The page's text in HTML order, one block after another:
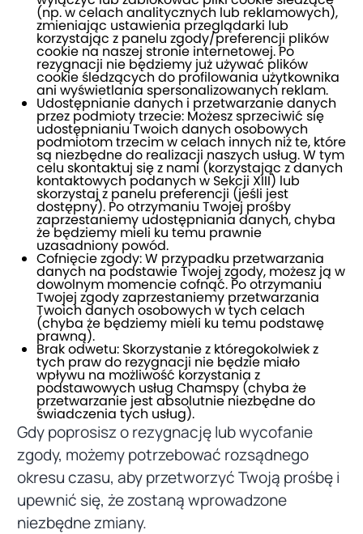
(np. w celach analitycznych lub reklamowych),
zmieniając ustawienia przeglądarki lub
korzystając z panelu zgody/preferencji plików
cookie na naszej stronie internetowej. Po
rezygnacji nie będziemy już używać plików
cookie śledzących do profilowania użytkownika
ani wyświetlania spersonalizowanych reklam.
Udostępnianie danych i przetwarzanie danych
przez podmioty trzecie: Możesz sprzeciwić się
udostępnianiu Twoich danych osobowych
podmiotom trzecim w celach innych niż te, które
są niezbędne do realizacji naszych usług. W tym
celu skontaktuj się z nami (korzystając z danych
kontaktowych podanych w Sekcji XIII) lub
skorzystaj z panelu preferencji (jeśli jest
dostępny). Po otrzymaniu Twojej prośby
zaprzestaniemy udostępniania danych, chyba
że będziemy mieli ku temu prawnie
uzasadniony powód.
Cofnięcie zgody: W przypadku przetwarzania
danych na podstawie Twojej zgody, możesz ją w
dowolnym momencie cofnąć. Po otrzymaniu
Twojej zgody zaprzestaniemy przetwarzania
Twoich danych osobowych w tych celach
(chyba że będziemy mieli ku temu podstawę
prawną).
Brak odwetu: Skorzystanie z któregokolwiek z
tych praw do rezygnacji nie będzie miało
wpływu na możliwość korzystania z
podstawowych usług Chamspy (chyba że
przetwarzanie jest absolutnie niezbędne do
świadczenia tych usług).
Gdy poprosisz o rezygnację lub wycofanie
zgody, możemy potrzebować rozsądnego
okresu czasu, aby przetworzyć Twoją prośbę i
upewnić się, że zostaną wprowadzone
niezbędne zmiany.